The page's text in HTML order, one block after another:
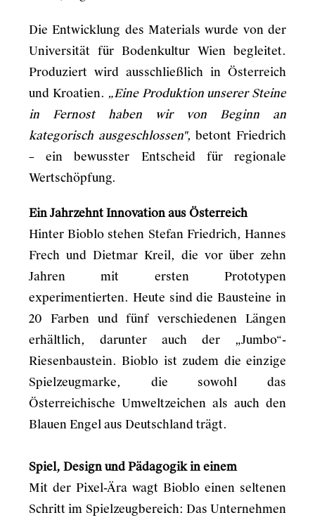
Die Entwicklung des Materials wurde von der
Universität für Bodenkultur Wien begleitet.
Produziert wird ausschließlich in Österreich
und Kroatien. „Eine Produktion unserer Steine
in Fernost haben wir von Beginn an
kategorisch ausgeschlossen", betont Friedrich
– ein bewusster Entscheid für regionale
Wertschöpfung.
Ein Jahrzehnt Innovation aus Österreich
Hinter Bioblo stehen Stefan Friedrich, Hannes
Frech und Dietmar Kreil, die vor über zehn
Jahren mit ersten Prototypen
experimentierten. Heute sind die Bausteine in
20 Farben und fünf verschiedenen Längen
erhältlich, darunter auch der „Jumbo“-
Riesenbaustein. Bioblo ist zudem die einzige
Spielzeugmarke, die sowohl das
Österreichische Umweltzeichen als auch den
Blauen Engel aus Deutschland trägt.
Spiel, Design und Pädagogik in einem
Mit der Pixel-Ära wagt Bioblo einen seltenen
Schritt im Spielzeugbereich: Das Unternehmen